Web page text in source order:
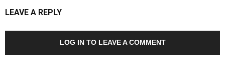
LEAVE A REPLY
LOG IN TO LEAVE A COMMENT